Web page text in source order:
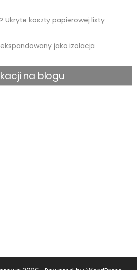
Ukryte koszty papierowej listy
jako izolacja
na blogu